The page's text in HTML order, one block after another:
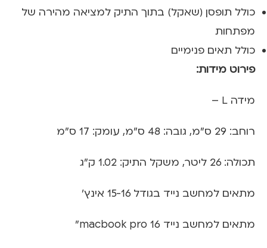
כולל תופסן (שאקל) בתוך התיק למציאה מהירה של
מפתחות
כולל תאים פנימיים
פירוט מידות:
מידה L –
רוחב: 29 ס"מ, גובה: 48 ס"מ, עומק: 17 ס"מ
תכולה: 26 ליטר, משקל התיק: 1.02 ק"ג
מתאים למחשב נייד בגודל 15-16 אינץ'
מתאים למחשב נייד macbook pro 16"